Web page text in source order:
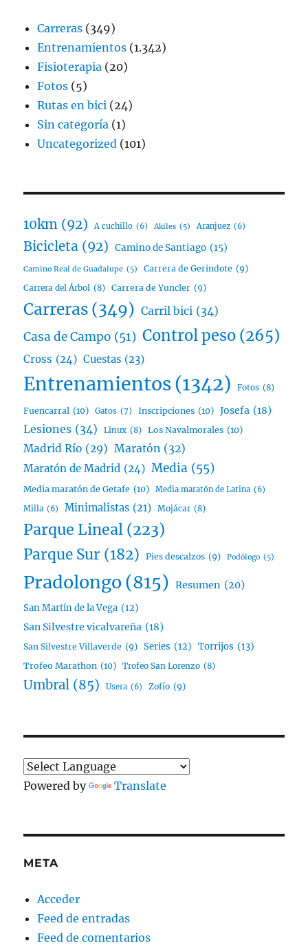
Carreras (349)
Entrenamientos (1.342)
Fisioterapia (20)
Fotos (5)
Rutas en bici (24)
Sin categoría (1)
Uncategorized (101)
10km (92) A cuchillo (6) Akiles (5) Aranjuez (6)
Bicicleta (92) Camino de Santiago (15)
Camino Real de Guadalupe (5) Carrera de Gerindote (9)
Carrera del Árbol (8) Carrera de Yuncler (9)
Carreras (349) Carril bici (34)
Casa de Campo (51) Control peso (265)
Cross (24) Cuestas (23)
Entrenamientos(1342) Fotos (8)
Fuencarral (10) Gatos (7) Inscripciones (10) Josefa (18)
Lesiones (34) Linux (8) Los Navalmorales (10)
Madrid Río (29) Maratón (32)
Maratón de Madrid (24) Media (55)
Media maratón de Getafe (10) Media maratón de Latina (6)
Milla (6) Minimalistas (21) Mojácar (8)
Parque Lineal (223)
Parque Sur (182) Pies descalzos (9) Podólogo (5)
Pradolongo(815) Resumen (20)
San Martín de la Vega (12)
San Silvestre vicalvareña (18)
San Silvestre Villaverde (9) Series (12) Torrijos (13)
Trofeo Marathon (10) Trofeo San Lorenzo (8)
Umbral (85) Usera (6) Zofío (9)
Powered by Translate
META
Acceder
Feed de entradas
Feed de comentarios